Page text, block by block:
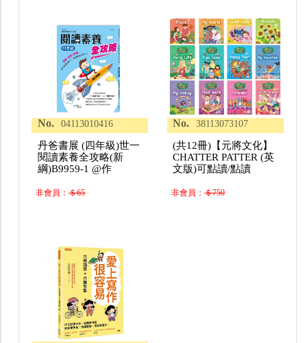
No. 04113010416
丹爸書展 (四年級)世一
閱讀素養全攻略(新
綱)B9959-1 @作
非會員：＄65
No. 38113073107
(共12冊)【元將文化】
CHATTER PATTER (英
文版)可點讀/點讀
非會員：＄750